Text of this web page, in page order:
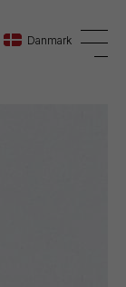
Danmark